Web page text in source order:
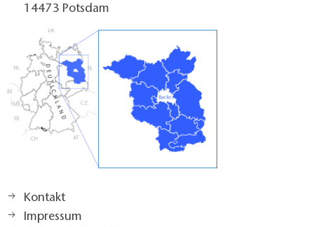
14473 Potsdam
Kontakt
Impressum